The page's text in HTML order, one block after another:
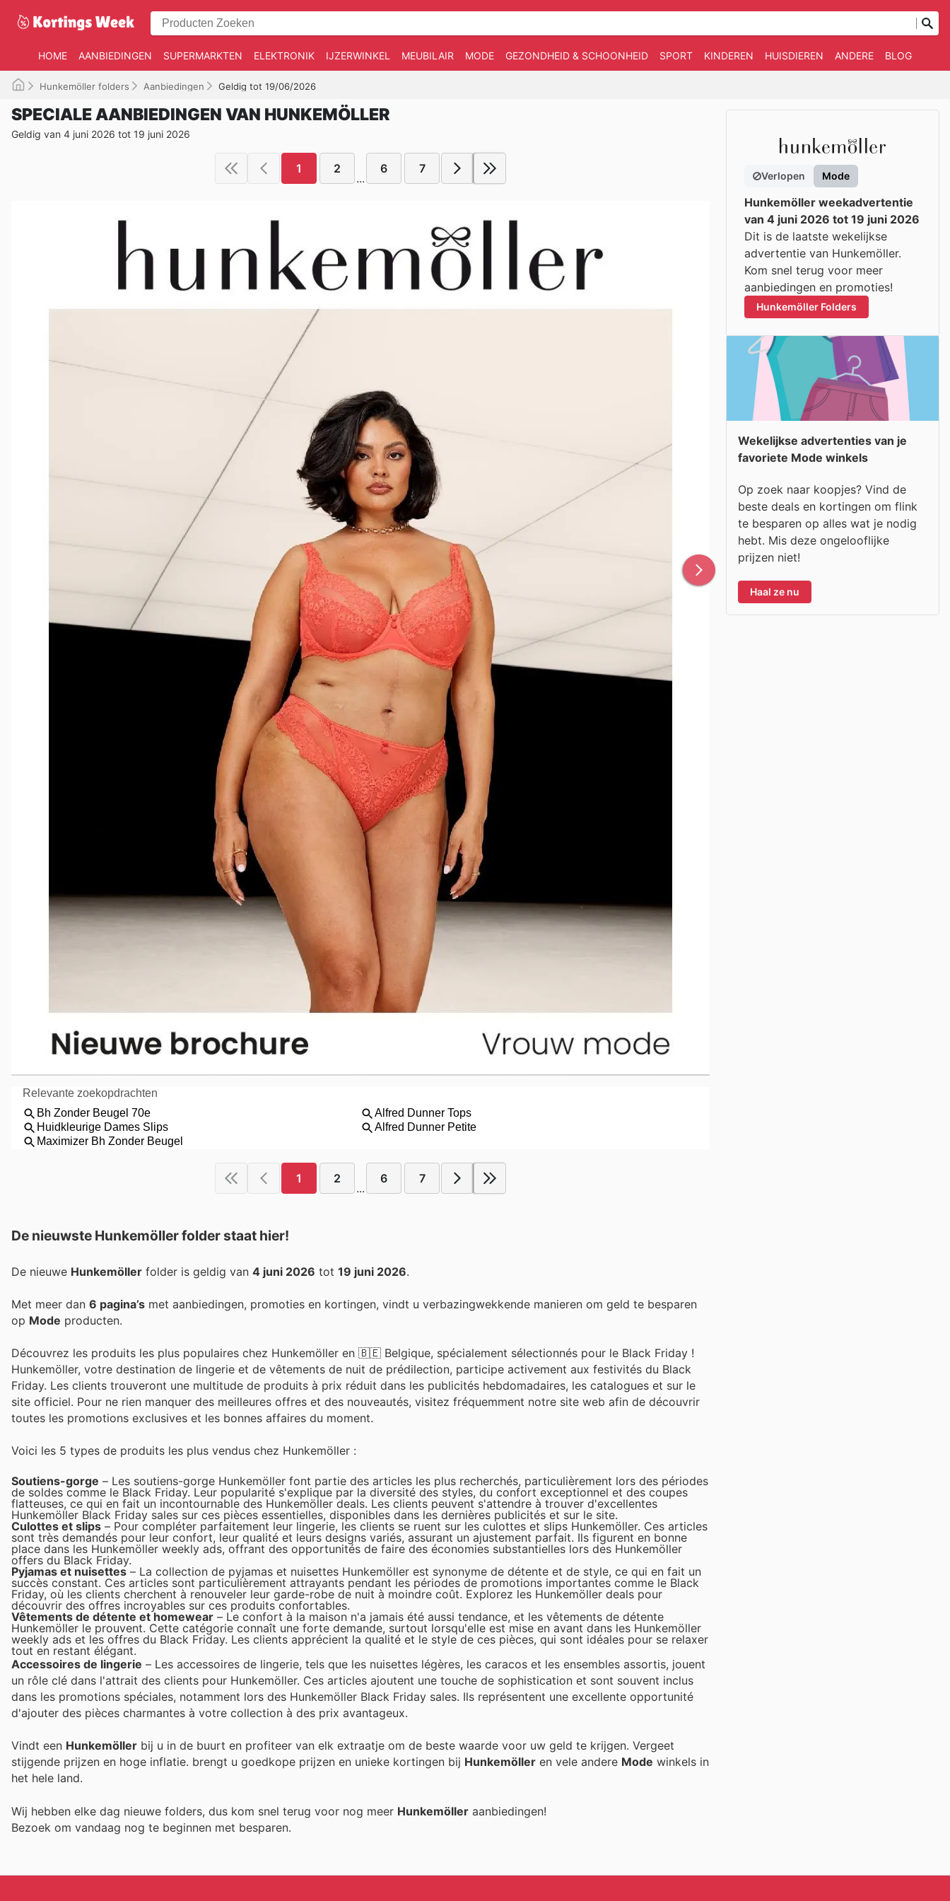
HOME AANBIEDINGEN SUPERMARKTEN ELEKTRONIK IJZERWINKEL MEUBILAIR MODE GEZONDHEID & SCHOONHEID SPORT KINDEREN HUISDIEREN ANDERE BLOG
Hunkemöller folders Aanbiedingen Geldig tot 19/06/2026
SPECIALE AANBIEDINGEN VAN HUNKEMÖLLER
Geldig van 4 juni 2026 tot 19 juni 2026
1 2
...
6 7
1 2
...
6 7
De nieuwste Hunkemöller folder staat hier!
De nieuwe Hunkemöller folder is geldig van 4 juni 2026 tot 19 juni 2026.
Met meer dan 6 pagina’s met aanbiedingen, promoties en kortingen, vindt u verbazingwekkende manieren om geld te besparen
op Mode producten.
Découvrez les produits les plus populaires chez Hunkemöller en 🇧🇪 Belgique, spécialement sélectionnés pour le Black Friday !
Hunkemöller, votre destination de lingerie et de vêtements de nuit de prédilection, participe activement aux festivités du Black
Friday. Les clients trouveront une multitude de produits à prix réduit dans les publicités hebdomadaires, les catalogues et sur le
site officiel. Pour ne rien manquer des meilleures offres et des nouveautés, visitez fréquemment notre site web afin de découvrir
toutes les promotions exclusives et les bonnes affaires du moment.
Voici les 5 types de produits les plus vendus chez Hunkemöller :
Soutiens-gorge – Les soutiens-gorge Hunkemöller font partie des articles les plus recherchés, particulièrement lors des périodes
de soldes comme le Black Friday. Leur popularité s'explique par la diversité des styles, du confort exceptionnel et des coupes
flatteuses, ce qui en fait un incontournable des Hunkemöller deals. Les clients peuvent s'attendre à trouver d'excellentes
Hunkemöller Black Friday sales sur ces pièces essentielles, disponibles dans les dernières publicités et sur le site.
Culottes et slips – Pour compléter parfaitement leur lingerie, les clients se ruent sur les culottes et slips Hunkemöller. Ces articles
sont très demandés pour leur confort, leur qualité et leurs designs variés, assurant un ajustement parfait. Ils figurent en bonne
place dans les Hunkemöller weekly ads, offrant des opportunités de faire des économies substantielles lors des Hunkemöller
offers du Black Friday.
Pyjamas et nuisettes – La collection de pyjamas et nuisettes Hunkemöller est synonyme de détente et de style, ce qui en fait un
succès constant. Ces articles sont particulièrement attrayants pendant les périodes de promotions importantes comme le Black
Friday, où les clients cherchent à renouveler leur garde-robe de nuit à moindre coût. Explorez les Hunkemöller deals pour
découvrir des offres incroyables sur ces produits confortables.
Vêtements de détente et homewear – Le confort à la maison n'a jamais été aussi tendance, et les vêtements de détente
Hunkemöller le prouvent. Cette catégorie connaît une forte demande, surtout lorsqu'elle est mise en avant dans les Hunkemöller
weekly ads et les offres du Black Friday. Les clients apprécient la qualité et le style de ces pièces, qui sont idéales pour se relaxer
tout en restant élégant.
Accessoires de lingerie – Les accessoires de lingerie, tels que les nuisettes légères, les caracos et les ensembles assortis, jouent
un rôle clé dans l'attrait des clients pour Hunkemöller. Ces articles ajoutent une touche de sophistication et sont souvent inclus
dans les promotions spéciales, notamment lors des Hunkemöller Black Friday sales. Ils représentent une excellente opportunité
d'ajouter des pièces charmantes à votre collection à des prix avantageux.
Vindt een Hunkemöller bij u in de buurt en profiteer van elk extraatje om de beste waarde voor uw geld te krijgen. Vergeet
stijgende prijzen en hoge inflatie. brengt u goedkope prijzen en unieke kortingen bij Hunkemöller en vele andere Mode winkels in
het hele land.
Wij hebben elke dag nieuwe folders, dus kom snel terug voor nog meer Hunkemöller aanbiedingen!
Bezoek om vandaag nog te beginnen met besparen.
Verlopen Mode
Hunkemöller weekadvertentie
van 4 juni 2026 tot 19 juni 2026
Dit is de laatste wekelijkse
advertentie van Hunkemöller.
Kom snel terug voor meer
aanbiedingen en promoties!
Hunkemöller Folders
Wekelijkse advertenties van je
favoriete Mode winkels
Op zoek naar koopjes? Vind de
beste deals en kortingen om flink
te besparen op alles wat je nodig
hebt. Mis deze ongelooflijke
prijzen niet!
Haal ze nu